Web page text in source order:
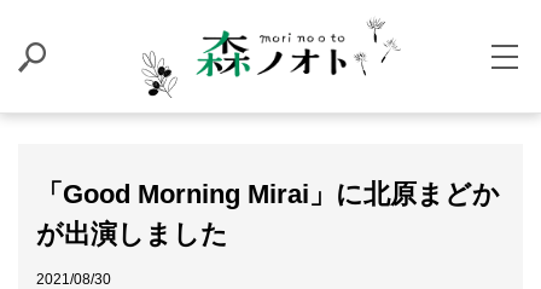
「Good Morning Mirai」に北原まどか
が出演しました
2021/08/30